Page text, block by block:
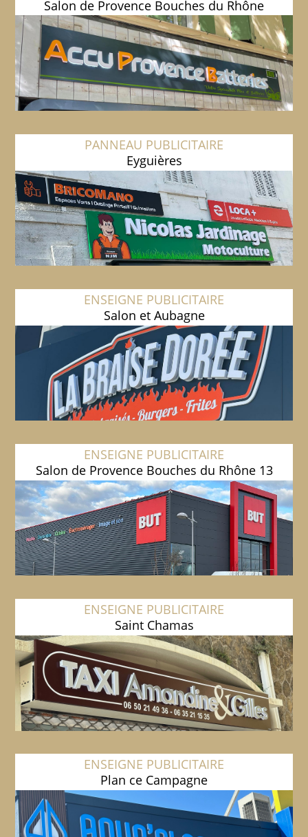
Salon de Provence Bouches du Rhône
PANNEAU PUBLICITAIRE
Eyguières
ENSEIGNE PUBLICITAIRE
Salon et Aubagne
ENSEIGNE PUBLICITAIRE
Salon de Provence Bouches du Rhône 13
ENSEIGNE PUBLICITAIRE
Saint Chamas
ENSEIGNE PUBLICITAIRE
Plan ce Campagne